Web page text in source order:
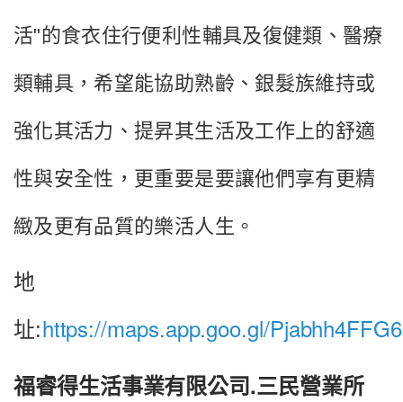
活"的食衣住行便利性輔具及復健類、醫療
類輔具，希望能協助熟齡、銀髮族維持或
強化其活力、提昇其生活及工作上的舒適
性與安全性，更重要是要讓他們享有更精
緻及更有品質的樂活人生。
地
址:https://maps.app.goo.gl/
福睿得生活事業有限公司.三民營業所